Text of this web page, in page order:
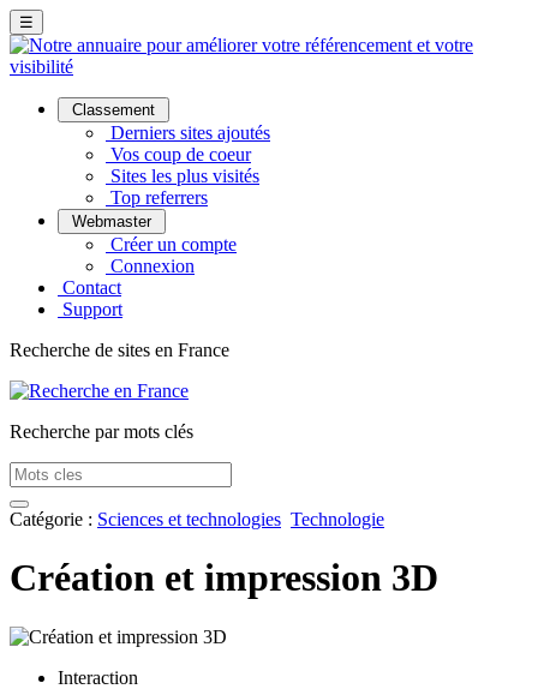
☰
Classement
Derniers sites ajoutés
Vos coup de coeur
Sites les plus visités
Top referrers
Webmaster
Créer un compte
Connexion
Contact
Support
Recherche de sites en France
Recherche par mots clés
Catégorie : Sciences et technologies Technologie
Création et impression 3D
Interaction